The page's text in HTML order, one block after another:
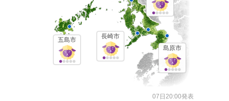
長崎市
五島市
島原市
07日20:00発表